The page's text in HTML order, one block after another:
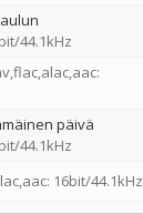
44.1kHz
päivä
44.1kHz
16bit/44.1kHz